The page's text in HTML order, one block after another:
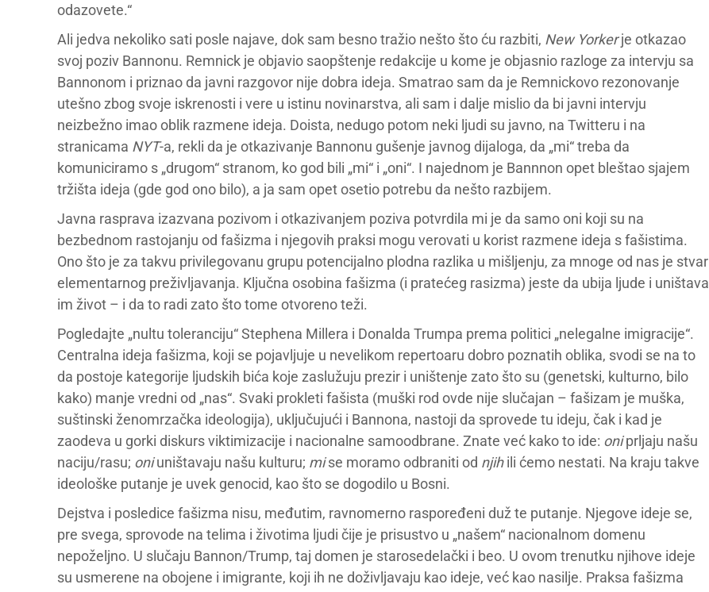
odazovete.“
Ali jedva nekoliko sati posle najave, dok sam besno tražio nešto što ću razbiti, New Yorkerje otkazao
svoj poziv Bannonu. Remnick je objavio saopštenje redakcije u kome je objasnio razloge za intervju sa
Bannonom i priznao da javni razgovor nije dobra ideja. Smatrao sam da je Remnickovo rezonovanje
utešno zbog svoje iskrenosti i vere u istinu novinarstva, ali sam i dalje mislio da bi javni intervju
neizbežno imao oblik razmene ideja. Doista, nedugo potom neki ljudi su javno, na Twitteru i na
stranicama NYT-a, rekli da je otkazivanje Bannonu gušenje javnog dijaloga, da „mi“ treba da
komuniciramo s „drugom“ stranom, ko god bili „mi“ i „oni“. I najednom je Bannnon opet bleštao sjajem
tržišta ideja (gde god ono bilo), a ja sam opet osetio potrebu da nešto razbijem.
Javna rasprava izazvana pozivom i otkazivanjem poziva potvrdila mi je da samo oni koji su na
bezbednom rastojanju od fašizma i njegovih praksi mogu verovati u korist razmene ideja s fašistima.
Ono što je za takvu privilegovanu grupu potencijalno plodna razlika u mišljenju, za mnoge od nas je stvar
elementarnog preživljavanja. Ključna osobina fašizma (i pratećeg rasizma) jeste da ubija ljude i uništava
im život – i da to radi zato što tome otvoreno teži.
Pogledajte „nultu toleranciju“ Stephena Millera i Donalda Trumpa prema politici „nelegalne imigracije“.
Centralna ideja fašizma, koji se pojavljuje u nevelikom repertoaru dobro poznatih oblika, svodi se na to
da postoje kategorije ljudskih bića koje zaslužuju prezir i uništenje zato što su (genetski, kulturno, bilo
kako) manje vredni od „nas“. Svaki prokleti fašista (muški rod ovde nije slučajan – fašizam je muška,
suštinski ženomrzačka ideologija), uključujući i Bannona, nastoji da sprovede tu ideju, čak i kad je
zaodeva u gorki diskurs viktimizacije i nacionalne samoodbrane. Znate već kako to ide: oniprljaju našu
naciju/rasu; oniuništavaju našu kulturu; mise moramo odbraniti od njihili ćemo nestati. Na kraju takve
ideološke putanje je uvek genocid, kao što se dogodilo u Bosni.
Dejstva i posledice fašizma nisu, međutim, ravnomerno raspoređeni duž te putanje. Njegove ideje se,
pre svega, sprovode na telima i životima ljudi čije je prisustvo u „našem“ nacionalnom domenu
nepoželjno. U slučaju Bannon/Trump, taj domen je starosedelački i beo. U ovom trenutku njihove ideje
su usmerene na obojene i imigrante, koji ih ne doživljavaju kao ideje, već kao nasilje. Praksa fašizma